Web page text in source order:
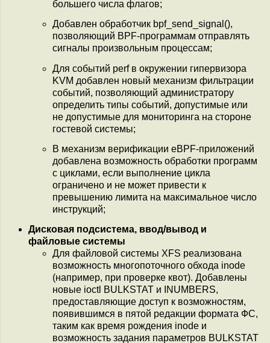
большего числа флагов;
Добавлен обработчик bpf_send_signal(),
позволяющий BPF-программам отправлять
сигналы произвольным процессам;
Для событий perf в окружении гипервизора
KVM добавлен новый механизм фильтрации
событий, позволяющий администратору
определить типы событий, допустимые или
не допустимые для мониторинга на стороне
гостевой системы;
В механизм верификации eBPF-приложений
добавлена возможность обработки программ
с циклами, если выполнение цикла
ограничено и не может привести к
превышению лимита на максимальное число
инструкций;
Дисковая подсистема, ввод/вывод и
файловые системы
Для файловой системы XFS реализована
возможность многопоточного обхода inode
(например, при проверке квот). Добавлены
новые ioctl BULKSTAT и INUMBERS,
предоставляющие доступ к возможностям,
появившимся в пятой редакции формата ФС,
таким как время рождения inode и
возможность задания параметров BULKSTAT